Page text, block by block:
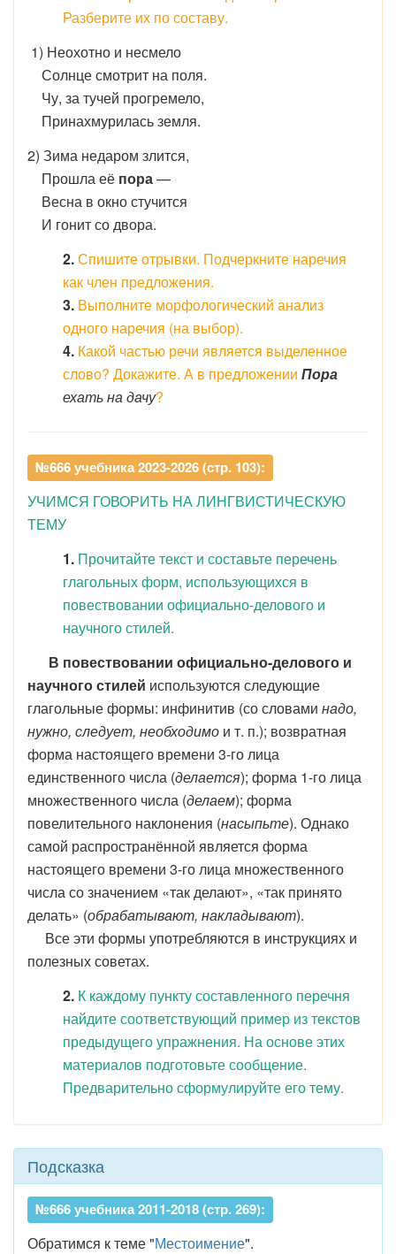
Разберите их по составу.
1) Неохотно и несмело
Солнце смотрит на поля.
Чу, за тучей прогремело,
Принахмурилась земля.
2) Зима недаром злится,
Прошла её пора—
Весна в окно стучится
И гонит со двора.
2.Спишите отрывки. Подчеркните наречия
как член предложения.
3. Выполните морфологический анализ
одного наречия (на выбор).
4. Какой частью речи является выделенное
слово? Докажите. А в предложении Пора
ехать на дачу?
№666 учебника 2023-2026 (стр. 103):
УЧИМСЯ ГОВОРИТЬ НА ЛИНГВИСТИЧЕСКУЮ
ТЕМУ
1. Прочитайте текст и составьте перечень
глагольных форм, использующихся в
повествовании официально-делового и
научного стилей.
В повествовании официально-делового и
научного стилей используются следующие
глагольные формы: инфинитив (со словами надо,
нужно, следует, необходимо и т. п.); возвратная
форма настоящего времени 3-го лица
единственного числа (делается); форма 1-го лица
множественного числа (делаем); форма
повелительного наклонения (насыпьте). Однако
самой распространённой является форма
настоящего времени 3-го лица множественного
числа со значением «так делают», «так принято
делать» (обрабатывают, накладывают).
Все эти формы употребляются в инструкциях и
полезных советах.
2. К каждому пункту составленного перечня
найдите соответствующий пример из текстов
предыдущего упражнения. На основе этих
материалов подготовьте сообщение.
Предварительно сформулируйте его тему.
Подсказка
№666 учебника 2011-2018 (стр. 269):
Обратимся к теме "Местоимение".